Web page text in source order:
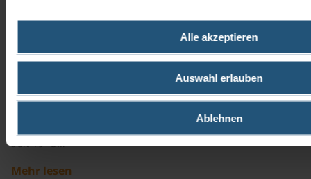
Alle akzeptieren
Auswahl erlauben
Ablehnen
ab€ 90,-
Tourenrad Herren
Marken Schauff oder Kalkhoff. Die Firma Schauff stellt
seit 1945…
Mehr lesen